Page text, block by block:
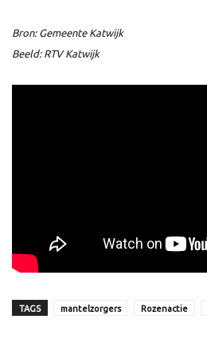
Bron: Gemeente Katwijk
Beeld: RTV Katwijk
TAGS mantelzorgers Rozenactie